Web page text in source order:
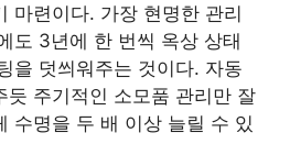
마련이다. 가장 현명한 관리
도 3년에 한 번씩 옥상 상태
을 덧씌워주는 것이다. 자동
듯 주기적인 소모품 관리만 잘
수명을 두 배 이상 늘릴 수 있